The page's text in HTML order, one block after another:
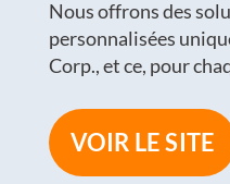
Nous offrons des
personnalisées
Corp., et ce, pour
VOIR LE SITE